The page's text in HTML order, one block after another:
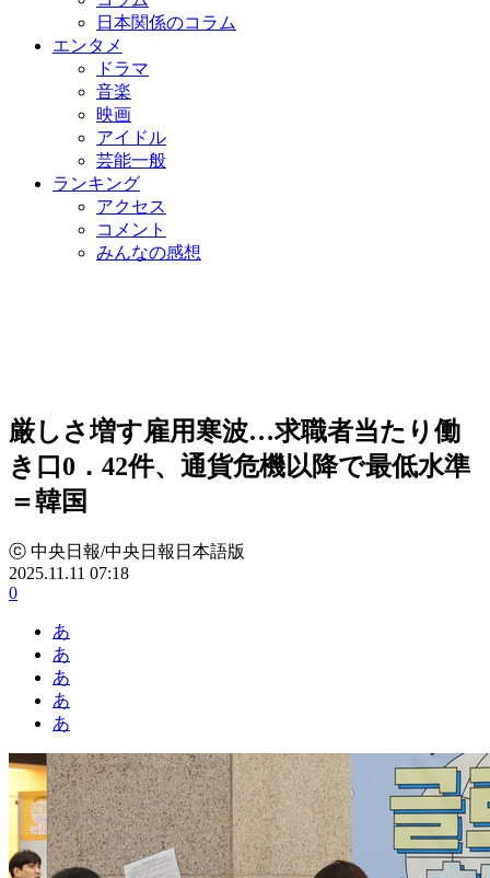
日本関係のコラム
エンタメ
ドラマ
音楽
映画
アイドル
芸能一般
ランキング
アクセス
コメント
みんなの感想
厳しさ増す雇用寒波…求職者当たり働
き口0．42件、通貨危機以降で最低水準
＝韓国
ⓒ 中央日報/中央日報日本語版
2025.11.11 07:18
0
あ
あ
あ
あ
あ